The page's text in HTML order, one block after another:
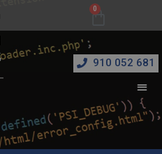
910 052 681